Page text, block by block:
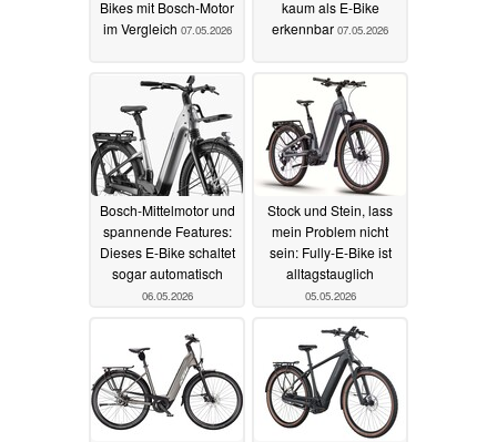
Bikes mit Bosch-Motor
im Vergleich 07.05.2026
kaum als E-Bike
erkennbar 07.05.2026
Bosch-Mittelmotor und
spannende Features:
Dieses E-Bike schaltet
sogar automatisch
06.05.2026
Stock und Stein, lass
mein Problem nicht
sein: Fully-E-Bike ist
alltagstauglich
05.05.2026